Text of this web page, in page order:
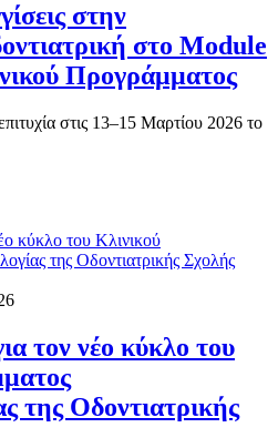
στην
στο Module
Προγράμματος
στις 13–15 Μαρτίου 2026 το
τον νέο κύκλο του
της Οδοντιατρικής